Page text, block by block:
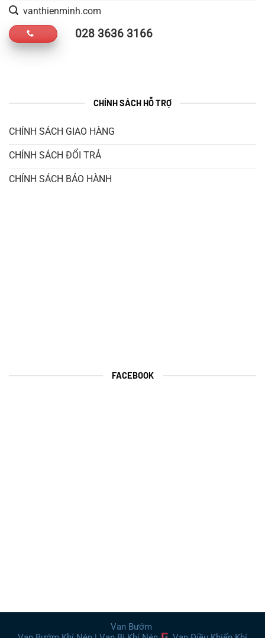
vanthienminh.com
028 3636 3166
CHÍNH SÁCH HỖ TRỢ
CHÍNH SÁCH GIAO HÀNG
CHÍNH SÁCH ĐỔI TRẢ
CHÍNH SÁCH BẢO HÀNH
FACEBOOK
Van Bướm